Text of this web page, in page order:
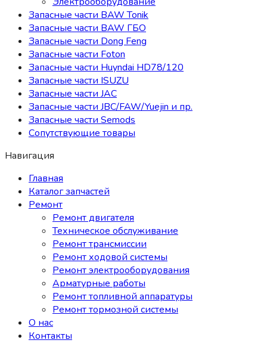
Запасные части BAW Tonik
Запасные части BAW ГБО
Запасные части Dong Feng
Запасные части Foton
Запасные части Huyndai HD78/120
Запасные части ISUZU
Запасные части JAC
Запасные части JBC/FAW/Yuejin и пр.
Запасные части Semods
Сопутствующие товары
Навигация
Главная
Каталог запчастей
Ремонт
Ремонт двигателя
Техническое обслуживание
Ремонт трансмиссии
Ремонт ходовой системы
Ремонт электрооборудования
Арматурные работы
Ремонт топливной аппаратуры
Ремонт тормозной системы
О нас
Контакты